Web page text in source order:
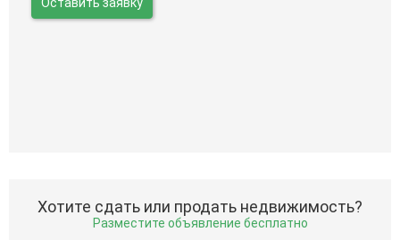
Хотите сдать или продать недвижимость?
Разместите объявление бесплатно